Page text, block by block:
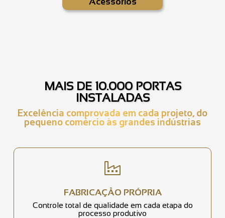
MAIS DE 10.000 PORTAS
INSTALADAS
Excelência comprovada em cada projeto, do
pequeno comércio às grandes indústrias
FABRICAÇÃO PRÓPRIA
Controle total de qualidade em cada etapa do
processo produtivo